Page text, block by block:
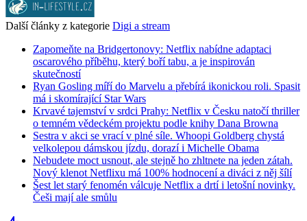
Další články z kategorie Digi a stream
Zapomeňte na Bridgertonovy: Netflix nabídne adaptaci
oscarového příběhu, který boří tabu, a je inspirován
skutečností
Ryan Gosling míří do Marvelu a přebírá ikonickou roli. Spasit
má i skomírající Star Wars
Krvavé tajemství v srdci Prahy: Netflix v Česku natočí thriller
o temném vědeckém projektu podle knihy Dana Browna
Sestra v akci se vrací v plné síle. Whoopi Goldberg chystá
velkolepou dámskou jízdu, dorazí i Michelle Obama
Nebudete moct usnout, ale stejně ho zhltnete na jeden zátah.
Nový klenot Netflixu má 100% hodnocení a diváci z něj šílí
Šest let starý fenomén válcuje Netflix a drtí i letošní novinky.
Češi mají ale smůlu